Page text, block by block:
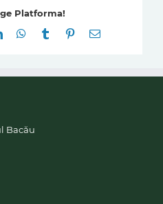
Platforma!
LinkedInWhatsApp
Tumblr Pinterest
E-
Bacău